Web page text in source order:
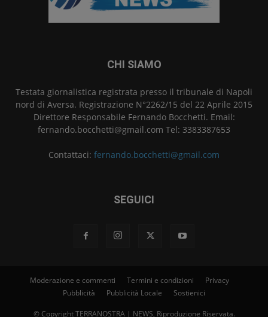
CHI SIAMO
Testata giornalistica registrata presso il tribunale di Napoli
nord di Aversa. Registrazione N°2262/15 del 22 Aprile 2015
Direttore Responsabile Fernando Bocchetti. Email:
fernando.bocchetti@gmail.com Tel: 3383387653
Contattaci: fernando.bocchetti@gmail.com
SEGUICI
Moderazione e commenti Termini e condizioni
Privacy
Pubblicità
Pubblicità Locale Sostienici
© Copyright TERRANOSTRA | NEWS, Riproduzione Riservata.